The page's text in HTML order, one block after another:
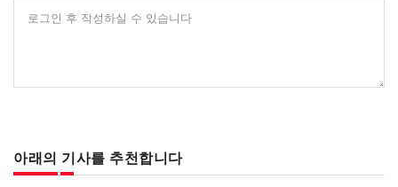
로그인 후 작성하실 수 있습니다
아래의 기사를 추천합니다